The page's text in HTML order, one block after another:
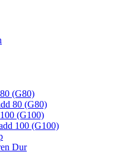
(G80)
80 (G80)
(G100)
100 (G100)
Dur